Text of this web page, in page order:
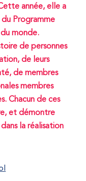
année, elle a
Programme
du monde.
de personnes
de leurs
de membres
membres
Chacun de ces
et démontre
la réalisation